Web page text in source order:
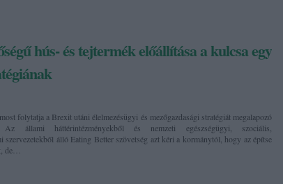
hús- és tejtermék előállítása a kulcsa egy
folytatja a Brexit utáni élelmezésügyi és mezőgazdasági stratégiát megalapozó
Az állami háttérintézményekből és nemzeti egészségügyi, szociális,
szervezetekből álló Eating Better szövetség azt kéri a kormánytól, hogy az építse
de…